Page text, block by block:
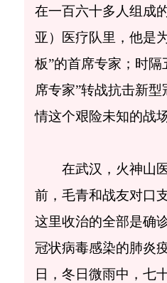
在一百六十多人组成
亚）医疗队里，他是
板”的首席专家；时
席专家”转战抗击新
情这个艰险未知的战场
在武汉，火神山医
前，毛青和战友对口
这里收治的全部是确
冠状病毒感染的肺炎
日，冬日微雨中，七